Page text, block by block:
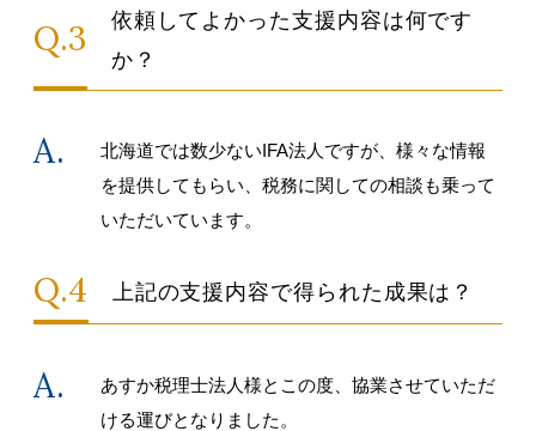
依頼してよかった支援内容は何です
か？
北海道では数少ないIFA法人ですが、様々な情報
を提供してもらい、税務に関しての相談も乗って
いただいています。
上記の支援内容で得られた成果は？
あすか税理士法人様とこの度、協業させていただ
ける運びとなりました。